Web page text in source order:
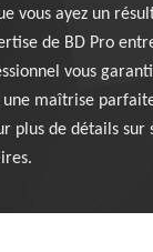
vous ayez un
de BD Pro
vous
maîtrise
plus de détails sur